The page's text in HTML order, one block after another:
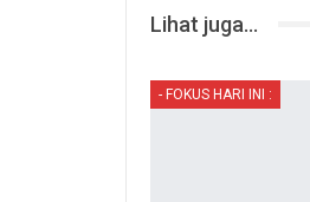
Lihat juga...
- FOKUS HARI INI :